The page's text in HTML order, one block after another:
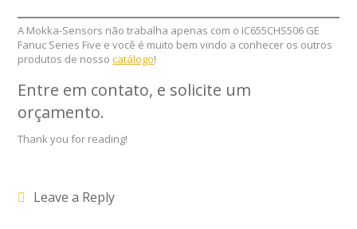
A Mokka-Sensors não trabalha apenas com o IC655CHS506 GE
Fanuc Series Five e você é muito bem vindo a conhecer os outros
produtos de nossocatálogo!
Entre em contato, e solicite um
orçamento.
Thank you for reading!
Leave a Reply